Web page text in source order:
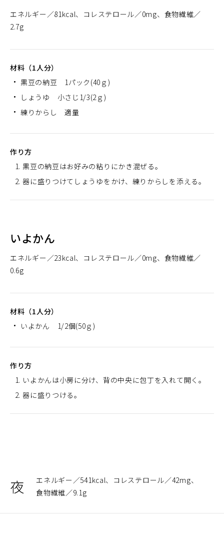
エネルギー 81kcal コレステロール 0mg
食物繊維
2.7g
材料（1人分）
黒豆の納豆 1パック(40ｇ)
しょうゆ 小さじ1/3(2ｇ)
練りからし 適量
作り方
黒豆の納豆はお好みの粘りにかき混ぜる。
器に盛りつけてしょうゆをかけ、練りからしを添える。
いよかん
エネルギー 23kcal コレステロール 0mg
食物繊維
0.6g
材料（1人分）
いよかん 1/2個(50ｇ)
作り方
いよかんは小房に分け、背の中央に包丁を入れて開く。
器に盛りつける。
夜 エネルギー 541kcal コレステロール
42mg
食物繊維
9.1g